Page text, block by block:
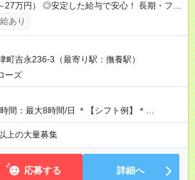
与で安心！ 長期・フル
だける方にお越しいただきたいと思っていま
れることはないので、安定した給与が入りま
と思います。このあたりは柔軟に対応する
※2ヶ月の試用期間がありま
に変更はありません。 【試用期間】試
間の長さ：2ヶ月 雇用形態、給与は本採用時
あり
町吉永236-3（最寄り駅：撫養駅）
ーズ
間：最大8時間/日 ＊【シフト例】＊
(2) 11:00～20:00 (3) 12:00～21:00 など ◎
・休憩1時間です。中抜けシフトなどはあり
相談に応じますのでおっしゃってください！
上の大量募集
応募する 詳細へ